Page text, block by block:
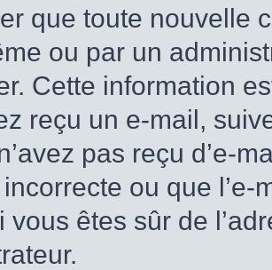
que toute nouvelle
ou par un
Cette information
reçu un e-mail,
pas reçu d’e-
ou que
vous êtes sûr de